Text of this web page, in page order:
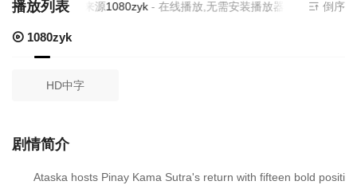
播放列表
当前资源来源1080zyk- 在线播放,无需安装播放器 倒序
1080zyk
HD中字
剧情简介
Ataska hosts Pinay Kama Sutra's return with fifteen bold positi